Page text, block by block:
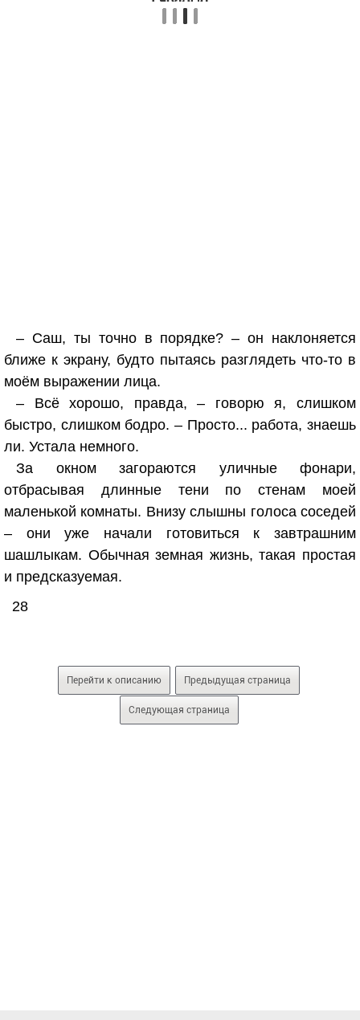
– Саш, ты точно в порядке? – он наклоняется
ближе к экрану, будто пытаясь разглядеть что-то в
моём выражении лица.
– Всё хорошо, правда, – говорю я, слишком
быстро, слишком бодро. – Просто... работа, знаешь
ли. Устала немного.
За окном загораются уличные фонари,
отбрасывая длинные тени по стенам моей
маленькой комнаты. Внизу слышны голоса соседей
– они уже начали готовиться к завтрашним
шашлыкам. Обычная земная жизнь, такая простая
и предсказуемая.
28
Перейти к описанию Предыдущая страница
Следующая страница